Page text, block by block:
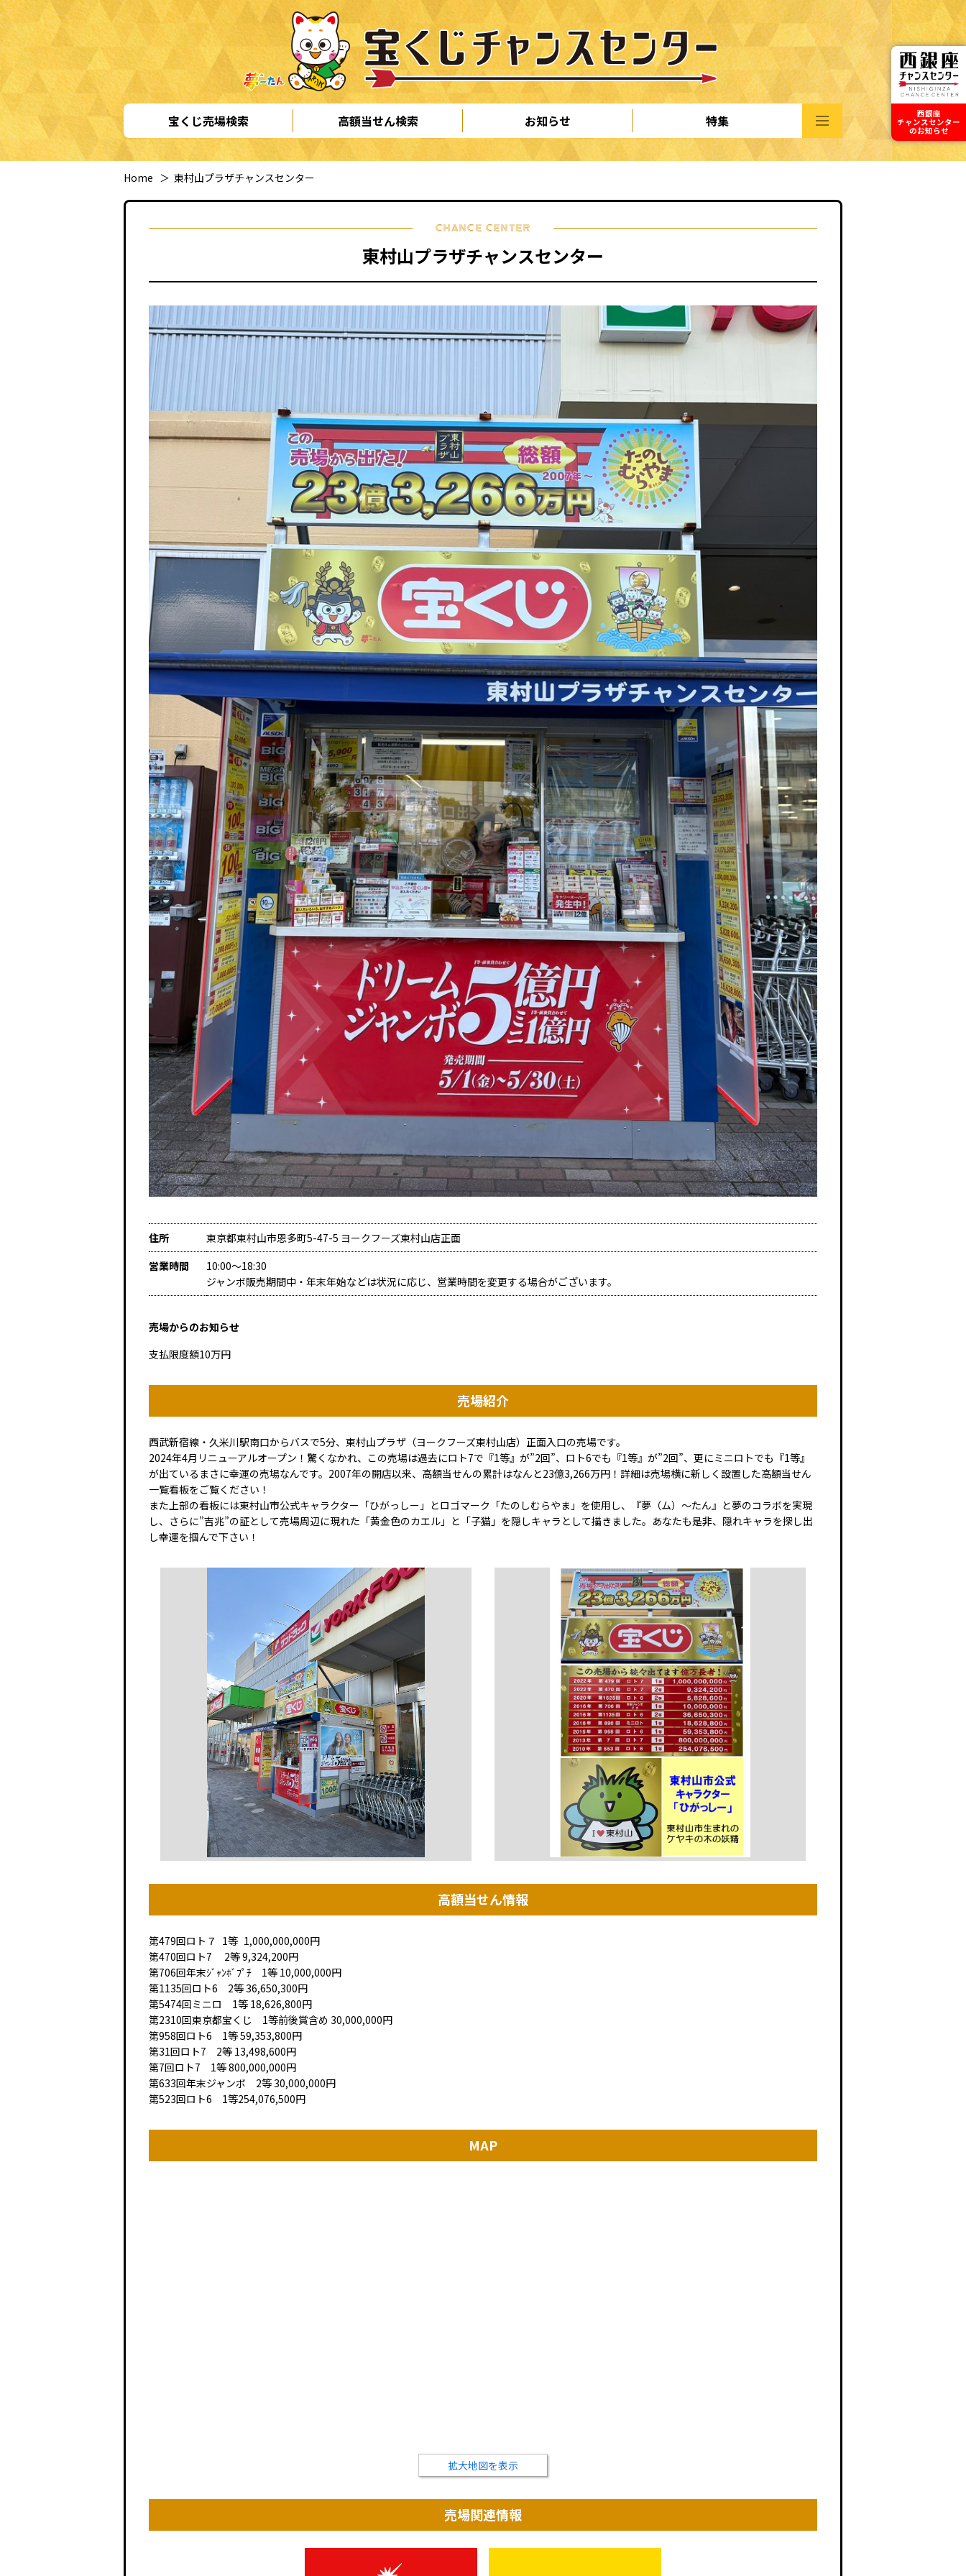
宝くじ売場検索 高額当せん検索 お知らせ 特集
Home ＞ 東村山プラザチャンスセンター
CHANCE CENTER
東村山プラザチャンスセンター
住所
東京都東村山市恩多町5-47-5 ヨークフーズ東村山店正面
営業時間
10:00～18:30
ジャンボ販売期間中・年末年始などは状況に応じ、営業時間を変更する場合がございます。
売場からのお知らせ
支払限度額10万円
売場紹介
西武新宿線・久米川駅南口からバスで5分、東村山プラザ（ヨークフーズ東村山店）正面入口の売場です。
2024年4月リニューアルオープン！驚くなかれ、この売場は過去にロト7で『1等』が”2回”、ロト6でも『1等』が”2回”、更にミニロトでも『1等』
が出ているまさに幸運の売場なんです。2007年の開店以来、高額当せんの累計はなんと23億3,266万円！詳細は売場横に新しく設置した高額当せん
一覧看板をご覧ください！
また上部の看板には東村山市公式キャラクター「ひがっしー」とロゴマーク「たのしむらやま」を使用し、『夢（ム）～たん』と夢のコラボを実現
し、さらに”吉兆”の証として売場周辺に現れた「黄金色のカエル」と「子猫」を隠しキャラとして描きました。あなたも是非、隠れキャラを探し出
し幸運を掴んで下さい！
高額当せん情報
第479回ロト７ 1等 1,000,000,000円
第470回ロト7 2等 9,324,200円
第706回年末ｼﾞｬﾝﾎﾞﾌﾟﾁ 1等 10,000,000円
第1135回ロト6 2等 36,650,300円
第5474回ミニロ 1等 18,626,800円
第2310回東京都宝くじ 1等前後賞含め 30,000,000円
第958回ロト6 1等 59,353,800円
第31回ロト7 2等 13,498,600円
第7回ロト7 1等 800,000,000円
第633回年末ジャンボ 2等 30,000,000円
第523回ロト6 1等254,076,500円
MAP
拡大地図を表示
売場関連情報
西銀座
チャンスセンター
のお知らせ